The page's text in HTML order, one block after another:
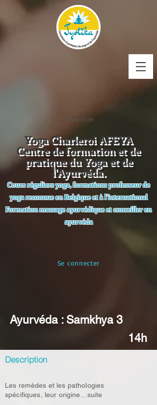
S'inscrire
Yoga Charleroi AFEYA
Centre de formation et de
pratique du Yoga et de
l'Ayurvéda.
Cours réguliers yoga, formations professeur de
yoga reconnue en Belgique et à l'international
Formation massage ayurvédique et conseiller en
ayurvéda
Se connecter
Ayurvéda : Samkhya 3
14h
Description
Les remèdes et les pathologies
spécifiques, leur origine…suite